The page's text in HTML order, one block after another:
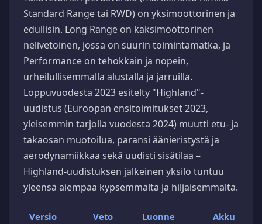
Standard Range tai RWD) on yksimoottorinen ja
edullisin. Long Range on kaksimoottorinen
nelivetoinen, jossa on suurin toimintamatka, ja
Performance on tehokkain ja nopein,
urheilullisemmalla alustalla ja jarruilla.
Loppuvuodesta 2023 esitelty "Highland"-
uudistus (Euroopan ensitoimitukset 2023,
yleisemmin tarjolla vuodesta 2024) muutti etu- ja
takaosan muotoilua, paransi äänieristystä ja
aerodynamiikkaa sekä uudisti sisätilaa –
Highland-uudistuksen jälkeinen yksilö tuntuu
yleensä aiempaa kypsemmältä ja hiljaisemmalta.
Versio Veto Luonne
Akku